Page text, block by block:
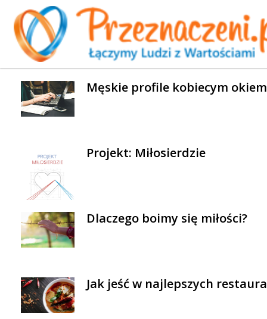
WYBRANE AKTUALNOŚCI
Męskie profile kobiecym okiem
Projekt: Miłosierdzie
Dlaczego boimy się miłości?
Jak jeść w najlepszych